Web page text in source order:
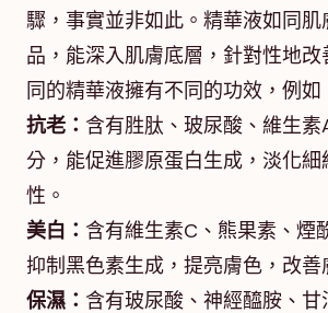
驟，事實並非如此。精華液如同
品，能深入肌膚底層，針對性地
同的精華液擁有不同的功效，例如
抗老： 含有胜肽、玻尿酸、維生
分，能促進膠原蛋白生成，淡化
性。
美白： 含有維生素C、熊果素、煙
抑制黑色素生成，提亮膚色，改善
保濕： 含有玻尿酸、神經醯胺、